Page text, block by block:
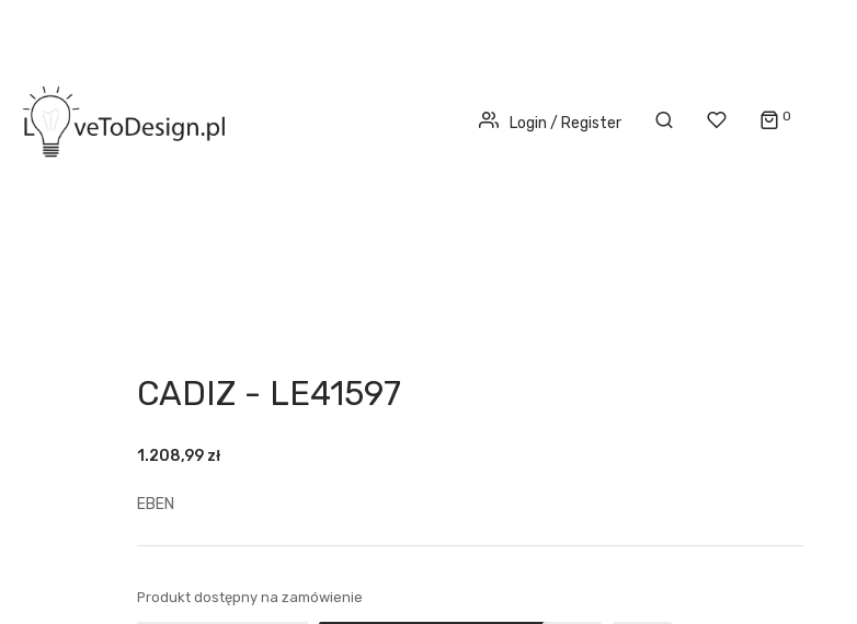
Login / Register 0
CADIZ - LE41597
1.208,99 zł
EBEN
Produkt dostępny na zamówienie